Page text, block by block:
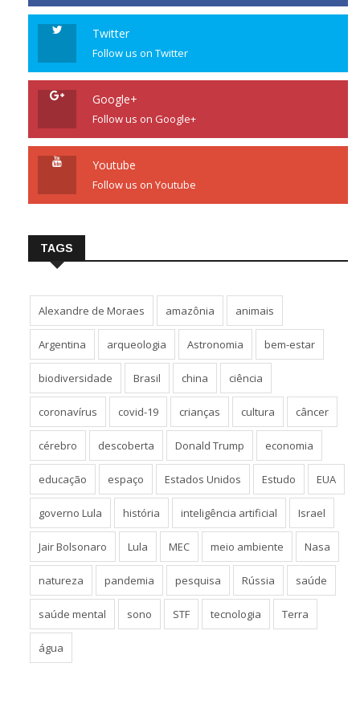
Twitter
Follow us on Twitter
Google+
Follow us on Google+
Youtube
Follow us on Youtube
TAGS
Alexandre de Moraes amazônia animais
Argentina arqueologia Astronomia bem-estar
biodiversidade Brasil china ciência
coronavírus covid-19 crianças cultura câncer
cérebro descoberta Donald Trump economia
educação espaço Estados Unidos Estudo EUA
governo Lula história inteligência artificial Israel
Jair Bolsonaro Lula MEC meio ambiente Nasa
natureza pandemia pesquisa Rússia saúde
saúde mental sono STF tecnologia Terra
água